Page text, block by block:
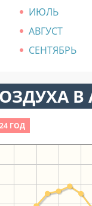
ИЮЛЬ
АВГУСТ
СЕНТЯБРЬ
В
ГОД